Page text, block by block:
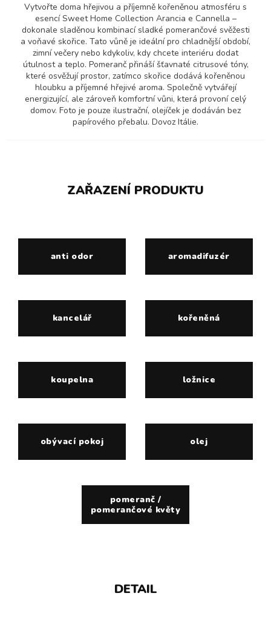
Vytvořte doma hřejivou a příjemně kořeněnou atmosféru s
esencí Sweet Home Collection Arancia e Cannella –
dokonale sladěnou kombinací sladké pomerančové svěžesti
a voňavé skořice. Tato vůně je ideální pro chladnější období,
zimní večery nebo kdykoliv, kdy chcete interiéru dodat
útulnost a teplo. Pomeranč přináší šťavnaté citrusové tóny,
které osvěžují prostor, zatímco skořice dodává kořeněnou
hloubku a příjemné hřejivé aroma. Společně vytvářejí
energizující, ale zároveň komfortní vůni, která provoní celý
domov. Foto je pouze ilustrační, olejíček je dodáván bez
papírového přebalu. Dovoz Itálie.
ZAŘAZENÍ PRODUKTU
anti odor aromadifuzér
kancelář kořeněná
koupelna ložnice
obývací pokoj olej
pomeranč /
pomerančové květy
DETAIL